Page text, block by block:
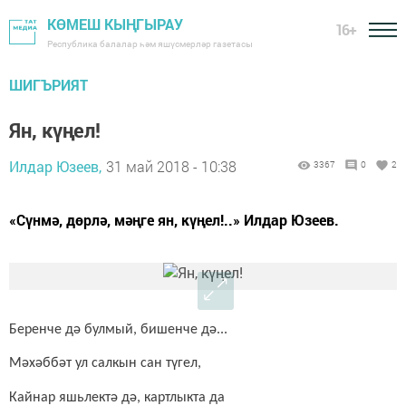
КӨМЕШ КЫҢГЫРАУ
Республика балалар һәм яшүсмерләр газетасы
16+
ШИГЪРИЯТ
Ян, күңел!
Илдар Юзеев, 31 май 2018 - 10:38 3367 0 2
«Сүнмә, дөрлә, мәңге ян, күңел!..» Илдар Юзеев.
Беренче дә булмый, бишенче дә...
Мәхәббәт ул салкын сан түгел,
Кайнар яшьлектә дә, картлыкта да